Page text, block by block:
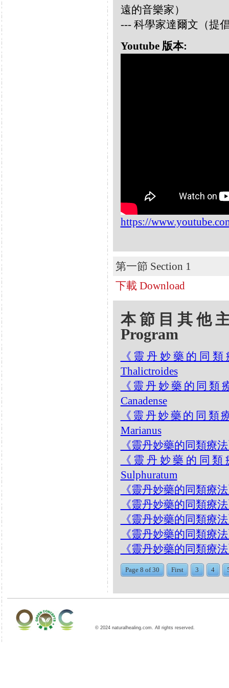
遠的音樂家）
--- 科學家達爾文（提
Youtube 版本:
https://
第一節 Section 1
下載 Download
本節目其他
Program
《靈丹妙藥的同類
Thalictroides
《靈丹妙藥的同類
Canadense
《靈丹妙藥的同類
Marianus
《靈丹妙藥的同類療
《靈丹妙藥的同類
Sulphuratum
《靈丹妙藥的同類療
《靈丹妙藥的同類療
《靈丹妙藥的同類療
《靈丹妙藥的同類療
《靈丹妙藥的同類療
Page 8 of 30 First 3 4
© 2024 naturalhealing.com. All rights reserved.